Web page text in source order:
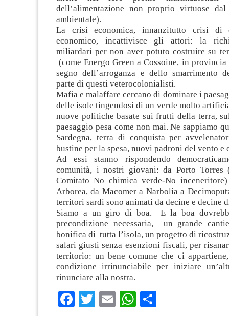
dell’alimentazione non proprio virtuose
ambientale).
La crisi economica, innanzitutto crisi di
economico, incattivisce gli attori: la
miliardari per non aver potuto costruire su
(come Energo Green a Cossoine, in
segno dell’arroganza e dello smarrimento
parte di questi veterocolonialisti.
Mafia e malaffare cercano di dominare i
delle isole tingendosi di un verde molto
nuove politiche basate sui frutti della terra,
paesaggio pesa come non mai. Ne sappiamo
Sardegna, terra di conquista per
bustine per la spesa, nuovi padroni del vento e
Ad essi stanno rispondendo
comunità, i nostri giovani: da Porto
Comitato No chimica verde-No
Arborea, da Macomer a Narbolia a
territori sardi sono animati da decine e decine
Siamo a un giro di boa. E la boa
precondizione necessaria, un grande
bonifica di tutta l’isola, un progetto di
salari giusti senza esenzioni fiscali, per
territorio: un bene comune che ci
condizione irrinunciabile per iniziare
rinunciare alla nostra.
Facebook
TwitterEmailWhatsApp